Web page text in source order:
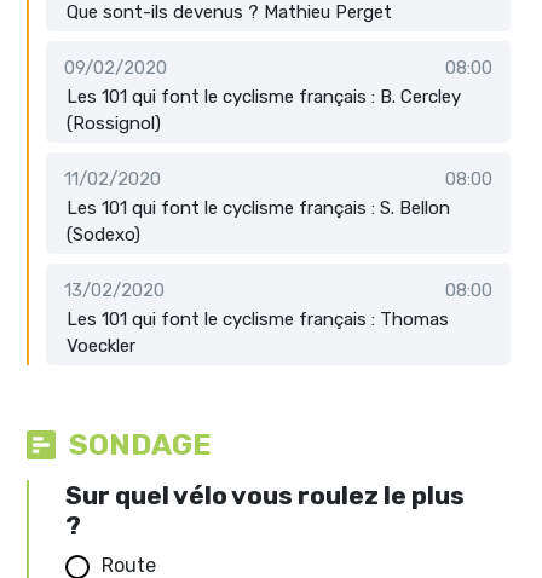
Que sont-ils devenus ? Mathieu Perget
09/02/2020
08:00
Les 101 qui font le cyclisme français : B. Cercley
(Rossignol)
11/02/2020
08:00
Les 101 qui font le cyclisme français : S. Bellon
(Sodexo)
13/02/2020
08:00
Les 101 qui font le cyclisme français : Thomas
Voeckler
SONDAGE
Sur quel vélo vous roulez le plus
?
Route